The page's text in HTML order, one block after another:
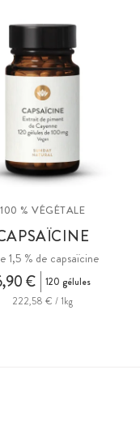
100 % VÉGÉTALE
1,5 % de capsaïcine
€
120 gélules
222,58 € / 1kg